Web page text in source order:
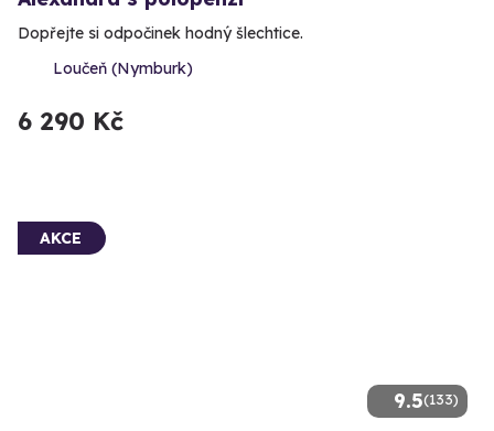
Dopřejte si odpočinek hodný šlechtice.
Loučeň (Nymburk)
6 290 Kč
9.5(133)
AKCE